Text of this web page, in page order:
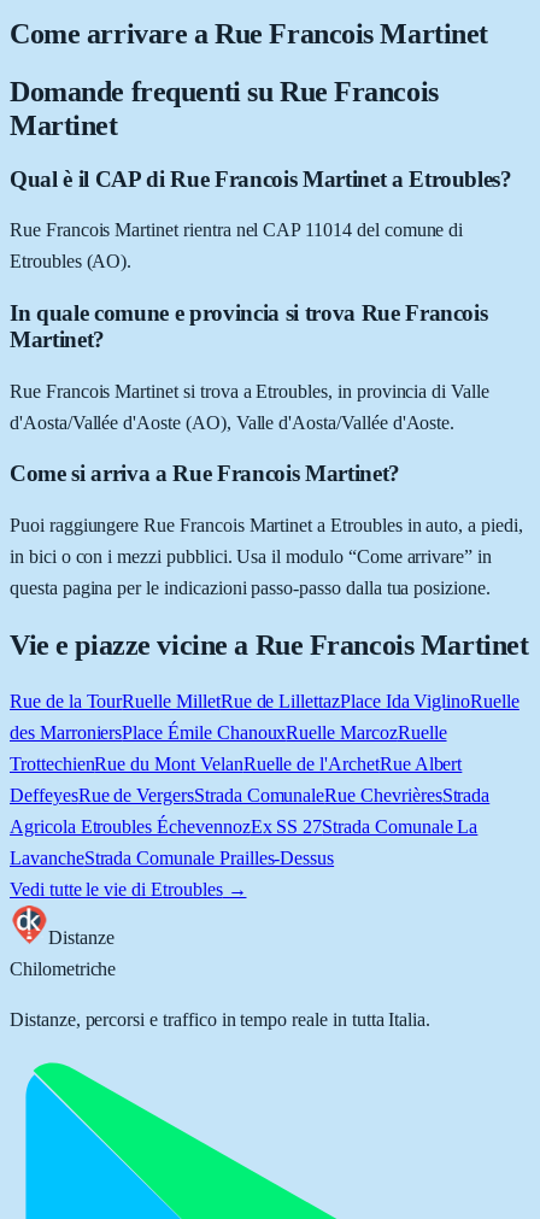
Come arrivare aRue Francois Martinet
Domande frequenti su Rue Francois
Martinet
Qual è il CAP di Rue Francois Martinet a Etroubles?
Rue Francois Martinet rientra nel CAP 11014 del comune di
Etroubles (AO).
In quale comune e provincia si trova Rue Francois
Martinet?
Rue Francois Martinet si trova a Etroubles, in provincia di Valle
d'Aosta/Vallée d'Aoste (AO), Valle d'Aosta/Vallée d'Aoste.
Come si arriva a Rue Francois Martinet?
Puoi raggiungere Rue Francois Martinet a Etroubles in auto, a piedi,
in bici o con i mezzi pubblici. Usa il modulo “Come arrivare” in
questa pagina per le indicazioni passo-passo dalla tua posizione.
Vie e piazze vicine a Rue Francois Martinet
Rue de la TourRuelle MilletRue de LillettazPlace Ida ViglinoRuelle
des MarroniersPlace Émile ChanouxRuelle MarcozRuelle
TrottechienRue du Mont VelanRuelle de l'ArchetRue Albert
DeffeyesRue de VergersStrada ComunaleRue ChevrièresStrada
Agricola Etroubles ÉchevennozEx SS 27Strada Comunale La
LavancheStrada Comunale Prailles-Dessus
Vedi tutte le vie di Etroubles→
Distanze
Chilometriche
Distanze, percorsi e traffico in tempo reale in tutta Italia.